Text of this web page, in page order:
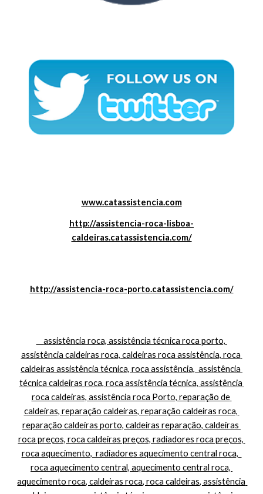
www.catassistencia.com
http://assistencia-roca-lisboa-
caldeiras.catassistencia.com/
http://assistencia-roca-porto.catassistencia.com/
assistência caldeiras roca, caldeiras roca assistência, roca
caldeiras assistência técnica, roca assistência,  assistência
técnica caldeiras roca, roca assistência técnica, assistência
roca caldeiras, assistência roca Porto, reparação de
caldeiras, reparação caldeiras, reparação caldeiras roca,
reparação caldeiras porto, caldeiras reparação, caldeiras
roca preços, roca caldeiras preços, radiadores roca preços,
roca aquecimento,  radiadores aquecimento central roca,
roca aquecimento central, aquecimento central roca,
aquecimento roca, caldeiras roca, roca caldeiras, assistência